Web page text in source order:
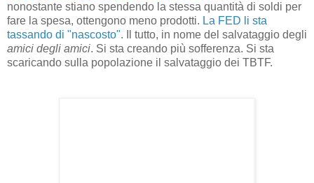
nonostante stiano spendendo la stessa quantità di soldi per
fare la spesa, ottengono meno prodotti. La FED li sta
tassando di "nascosto". Il tutto, in nome del salvataggio degli
amici degli amici. Si sta creando più sofferenza. Si sta
scaricando sulla popolazione il salvataggio dei TBTF.